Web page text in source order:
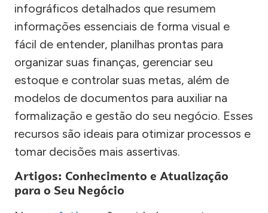
infográficos detalhados que resumem
informações essenciais de forma visual e
fácil de entender, planilhas prontas para
organizar suas finanças, gerenciar seu
estoque e controlar suas metas, além de
modelos de documentos para auxiliar na
formalização e gestão do seu negócio. Esses
recursos são ideais para otimizar processos e
tomar decisões mais assertivas.
Artigos: Conhecimento e Atualização
para o Seu Negócio